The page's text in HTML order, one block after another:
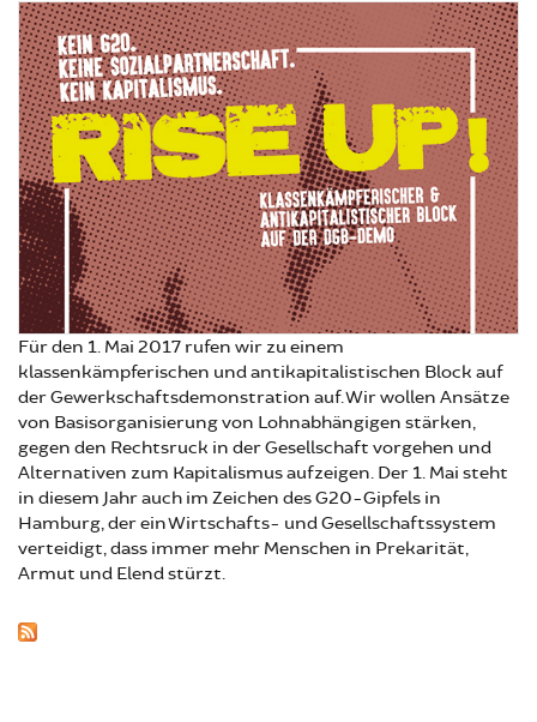
Für den 1. Mai 2017 rufen wir zu einem
klassenkämpferischen und antikapitalistischen Block auf
der Gewerkschaftsdemonstration auf. Wir wollen Ansätze
von Basisorganisierung von Lohnabhängigen stärken,
gegen den Rechtsruck in der Gesellschaft vorgehen und
Alternativen zum Kapitalismus aufzeigen. Der 1. Mai steht
in diesem Jahr auch im Zeichen des G20-Gipfels in
Hamburg, der ein Wirtschafts- und Gesellschaftssystem
verteidigt, dass immer mehr Menschen in Prekarität,
Armut und Elend stürzt.